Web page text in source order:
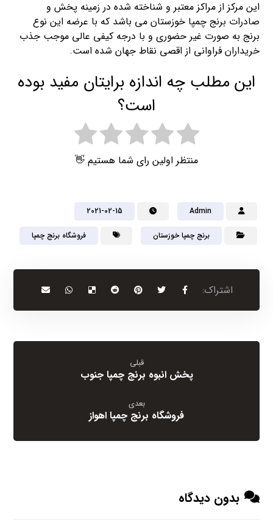
این مرکز از مراکز معتبر و شناخته شده در زمینه پخش و
صادرات برنج چمپا خوزستان می باشد که با عرضه این نوع
برنج به صورت غیر حضوری و با درجه کیفی عالی موجب جذب
خریداران فراوانی از اقصی نقاط جهان شده است.
این مطلب چه اندازه برایتان مفید بوده
است؟
منتظر اولین رای شما هستیم 👋
Admin
2021-02-15
برنج چمپا خوزستان فروشگاه برنج چمپا
قبلی
پخش انبوه برنج چمپا جنوب
بعدی
فروشگاه برنج چمپا اهواز
بدون دیدگاه